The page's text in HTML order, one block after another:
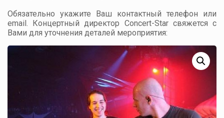
Обязательно укажите Ваш контактный телефон или
email. Концертный директор Concert-Star свяжется с
Вами для уточнения деталей мероприятия: